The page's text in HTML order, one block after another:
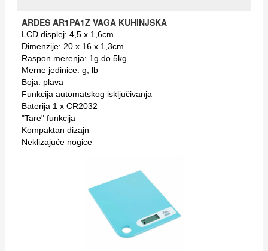
ARDES AR1PA1Z VAGA KUHINJSKA
LCD displej: 4,5 x 1,6cm
Dimenzije: 20 x 16 x 1,3cm
Raspon merenja: 1g do 5kg
Merne jedinice: g, lb
Boja: plava
Funkcija automatskog isključivanja
Baterija 1 x CR2032
"Tare" funkcija
Kompaktan dizajn
Neklizajuće nogice